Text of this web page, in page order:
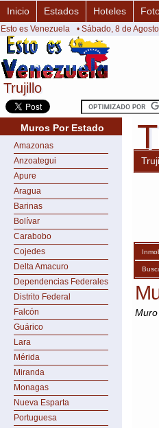
Trujillo
Trujillo
Inicio Estados Hoteles
Esto es Venezuela • Sábado, 8 de
Muros Por Estado
Amazonas
Anzoategui
Apure
Aragua
Barinas
Bolívar
Carabobo
Cojedes
Delta Amacuro
Dependencias Federales
Distrito Federal
Falcón
Guárico
Lara
Mérida
Miranda
Monagas
Nueva Esparta
Portuguesa